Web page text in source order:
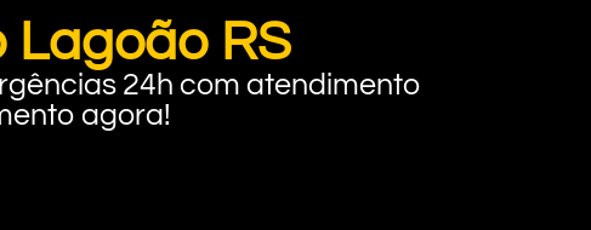
Lagoão RS
24h com atendimento
agora!